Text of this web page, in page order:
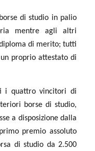
di studio in palio
mentre agli altri
di merito; tutti
proprio attestato di
i quattro vincitori di
borse di studio,
a disposizione dalla
premio assoluto
di studio da 2.500